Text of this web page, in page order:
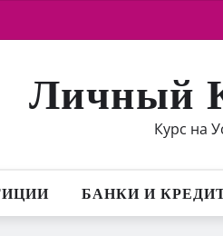
Личный
Курс на
БАНКИ И